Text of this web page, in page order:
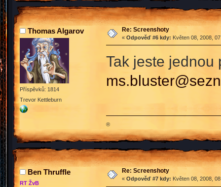
Thomas Algarov
Příspěvků: 1814
Trevor Kettleburn
Re: Screenshoty
« Odpověď #6 kdy: Květen 08, 2008,
Tak jeste jednou
®
Ben Thruffle
RT ŽvB
Re: Screenshoty
« Odpověď #7 kdy: Květen 08, 2008,